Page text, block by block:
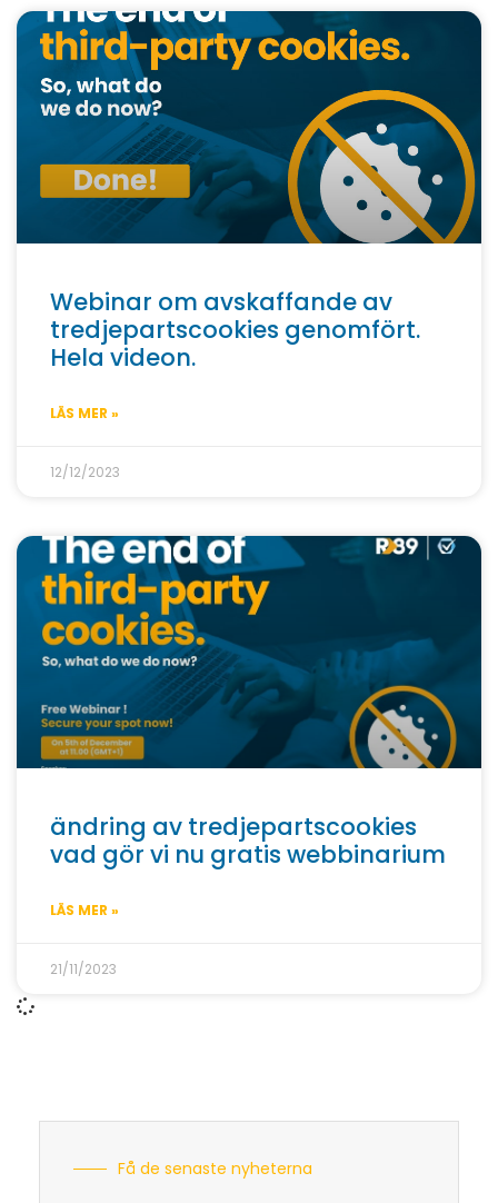
Webinar om avskaffande av
tredjepartscookies genomfört.
Hela videon.
LÄS MER »
12/12/2023
ändring av tredjepartscookies
vad gör vi nu gratis webbinarium
LÄS MER »
21/11/2023
Få de senaste nyheterna